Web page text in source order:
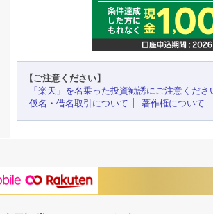
【ご注意ください】
「楽天」を名乗った投資勧誘にご注意くださ
仮名・借名取引について
著作権について